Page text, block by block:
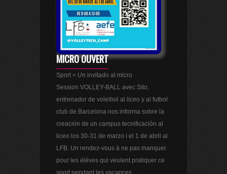
MICRO OUVERT
Sport = Un invitado al micro
Session VOLLEY-BALL avec Sito,
entrenador de voleibol al liceo y al futbol
club de Barcelona nos informa sobre la
creación de un campus tecnificación al
liceo los 30-31 de marzo i el 1 de abril al
LFB. Un rendez-vous à ne pas manquer
pour les élèves qui veulent pratiquer ce